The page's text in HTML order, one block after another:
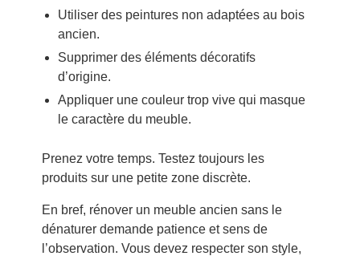
Utiliser des peintures non adaptées au bois
ancien.
Supprimer des éléments décoratifs
d’origine.
Appliquer une couleur trop vive qui masque
le caractère du meuble.
Prenez votre temps. Testez toujours les
produits sur une petite zone discrète.
En bref, rénover un meuble ancien sans le
dénaturer demande patience et sens de
l’observation. Vous devez respecter son style,